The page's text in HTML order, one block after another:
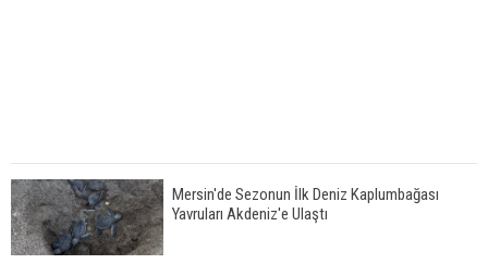
Mersin'de Sezonun İlk Deniz Kaplumbağası
Yavruları Akdeniz'e Ulaştı